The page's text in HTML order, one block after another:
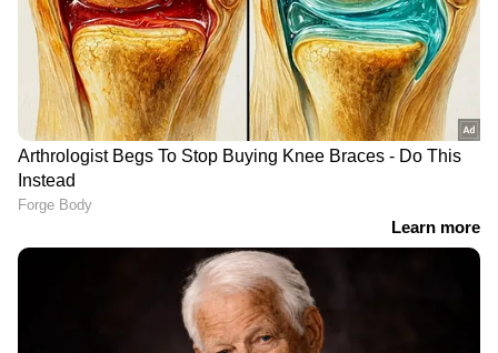
പ്രയോജനപ്പെടുത്തുന്നതും നിരക്കുകള്‍
നിരന്തരം നിരീക്ഷിക്കേണ്ടതിന്റെ
ആവശ്യകതയുമുണ്ടെന്ന് വിദഗ്ധർ
അഭിപ്രായപ്പെട്ടു.